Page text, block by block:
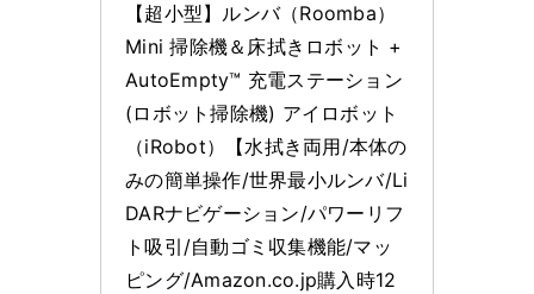
【超小型】ルンバ（Roomba）
Mini 掃除機＆床拭きロボット +
AutoEmpty™ 充電ステーション
(ロボット掃除機) アイロボット
（iRobot）【水拭き両用/本体の
みの簡単操作/世界最小ルンバ/Li
DARナビゲーション/パワーリフ
ト吸引/自動ゴミ収集機能/マッ
ピング/Amazon.co.jp購入時12